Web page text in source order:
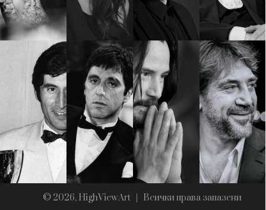
СЛЕДВАЙТЕ НИ
Facebook Instagram Twitter
Pinterest
YouTube
Spotify Soundcloud
Ако нашият сайт ви харесва, можете да се абонирате за
седмичния ни нюзлетър тук:
© 2026, HighViewArt | Всички права запазени